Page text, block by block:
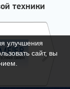
техники
улучшения
сайт, вы